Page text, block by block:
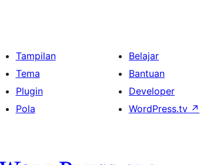
Tampilan
Tema
Plugin
Pola
Belajar
Bantuan
Developer
WordPress.tv ↗